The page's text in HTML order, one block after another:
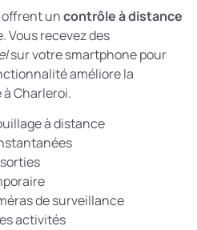
uncontrôle à distance
Vous recevez des
sur votre smartphone pour
améliore la
Charleroi.
à distance
de surveillance
activités